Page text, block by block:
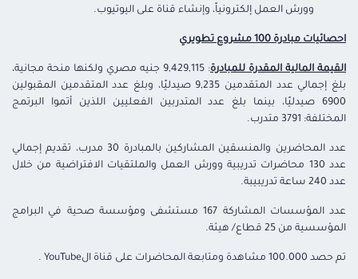
وورش العمل إلكترونياً، وإنشاء قناة على اليوتيوب.
احصائيات مبادرة 100 مشروع تطويري
القيمة المالية المقدرة للمبادرة
: 9,429,115 جنيه مصري ولكنها منحة مجانية،
بلغ إجمالي عدد المتقدمين 9,235 صيدليًا، وبلغ عدد المتقدمين المقبولين
6900 صيدليًا، بينما بلغ عدد المتدربين الفعليين اللذين أتموا البرتمج
المختلفة: 3791 متدرب.
عدد المحاضرين والمنسقين المشاركين بالمبادرة 30 مدرب، تقديم إجمالي
عدد 130 محاضرات تدريبية وورش العمل والملتقيات الافتراضية من خلال
عدد 240 ساعة تدريبيبة.
عدد المؤسسات المشاركة 167 مستشفى ومؤسسة صحية في البرامج
المؤسسية من 25 قطاع/ هيئة.
تم حصد 100.000 مشاهدة ومتابعة المحاضرات على قناة الYouTube .